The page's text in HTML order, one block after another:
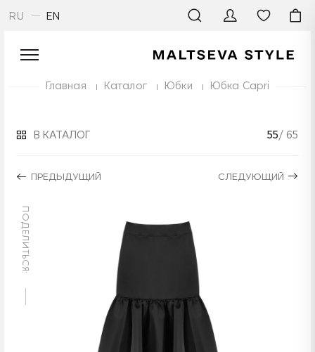
RU EN
Главная Каталог Юбки Юбка Capri
В КАТАЛОГ
ПРЕДЫДУЩИЙ
55/ 65
СЛЕДУЮЩИЙ
ПОДЕЛИТЬСЯ: